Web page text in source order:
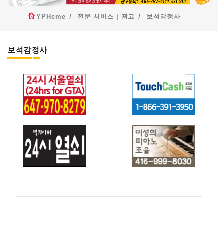
YPHome 전문 서비스 | 광고 보석감정사
보석감정사
24HR GTA
LOCKSMITHS
NORTH YORK (24
시 서울열쇠)
터치 캐쉬
버)